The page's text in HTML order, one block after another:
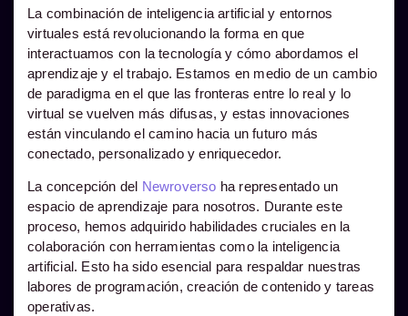
La combinación de inteligencia artificial y entornos
virtuales está revolucionando la forma en que
interactuamos con la tecnología y cómo abordamos el
aprendizaje y el trabajo. Estamos en medio de un cambio
de paradigma en el que las fronteras entre lo real y lo
virtual se vuelven más difusas, y estas innovaciones
están vinculando el camino hacia un futuro más
conectado, personalizado y enriquecedor.
La concepción del Newroverso ha representado un
espacio de aprendizaje para nosotros. Durante este
proceso, hemos adquirido habilidades cruciales en la
colaboración con herramientas como la inteligencia
artificial. Esto ha sido esencial para respaldar nuestras
labores de programación, creación de contenido y tareas
operativas.